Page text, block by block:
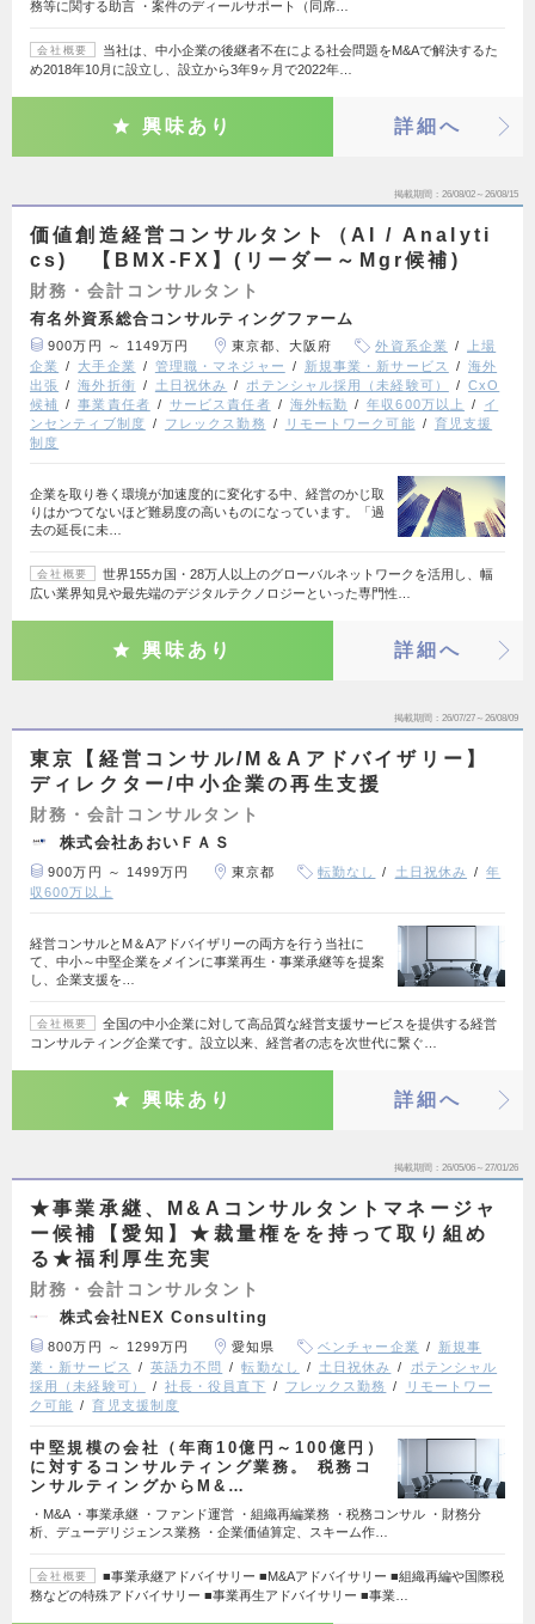
務等に関する助言 ・案件のディールサポート（同席…
会社概要
当社は、中小企業の後継者不在による社会問題をM&Aで解決するた
め2018年10月に設立し、設立から3年9ヶ月で2022年…
興味あり 詳細へ
掲載期間 26/08/02～26/08/15
価値創造経営コンサルタント（AI / Analyti
cs) 【BMX-FX】(リーダー～Mgr候補)
財務・会計コンサルタント
有名外資系総合コンサルティングファーム
900万円 ～ 1149万円 東京都、大阪府 外資系企業
上場
企業
大手企業 管理職・マネジャー 新規事業・新サービス
海外
出張
海外折衝 土日祝休み ポテンシャル採用（未経験可）
CxO
候補
事業責任者 サービス責任者 海外転勤 年収600万以上
イ
ンセンティブ制度
フレックス勤務 リモートワーク可能
育児支援
制度
企業を取り巻く環境が加速度的に変化する中、経営のかじ取
りはかつてないほど難易度の高いものになっています。「過
去の延長に未…
会社概要
世界155カ国・28万人以上のグローバルネットワークを活用し、幅
広い業界知見や最先端のデジタルテクノロジーといった専門性…
興味あり 詳細へ
掲載期間 26/07/27～26/08/09
東京【経営コンサル/M＆Aアドバイザリー】
ディレクター/中小企業の再生支援
財務・会計コンサルタント
株式会社あおいＦＡＳ
900万円 ～ 1499万円 東京都 転勤なし 土日祝休み
年
収600万以上
経営コンサルとM＆Aアドバイザリーの両方を行う当社に
て、中小～中堅企業をメインに事業再生・事業承継等を提案
し、企業支援を…
会社概要
全国の中小企業に対して高品質な経営支援サービスを提供する経営
コンサルティング企業です。設立以来、経営者の志を次世代に繋ぐ…
興味あり 詳細へ
掲載期間 26/05/06～27/01/26
★事業承継、M&Aコンサルタントマネージャ
ー候補【愛知】★裁量権をを持って取り組め
る★福利厚生充実
財務・会計コンサルタント
株式会社NEX Consulting
800万円 ～ 1299万円 愛知県 ベンチャー企業
新規事
業・新サービス
英語力不問 転勤なし 土日祝休み
ポテンシャル
採用（未経験可）
社長・役員直下 フレックス勤務
リモートワー
ク可能
育児支援制度
中堅規模の会社（年商10億円～100億円）
に対するコンサルティング業務。 税務コ
ンサルティングからM&…
・M&A ・事業承継 ・ファンド運営 ・組織再編業務 ・税務コンサル ・財務分
析、デューデリジェンス業務 ・企業価値算定、スキーム作…
会社概要
■事業承継アドバイサリー ■M&Aアドバイサリー ■組織再編や国際税
務などの特殊アドバイサリー ■事業再生アドバイサリー ■事業…